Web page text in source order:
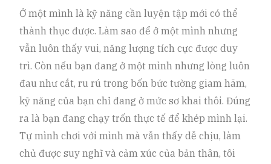
Ở một mình là kỹ năng cần luyện tập mới có thể
thành thục được. Làm sao để ở một mình nhưng
vẫn luôn thấy vui, năng lượng tích cực được duy
trì. Còn nếu bạn đang ở một mình nhưng lòng luôn
đau như cắt, ru rú trong bốn bức tường giam hãm,
kỹ năng của bạn chỉ đang ở mức sơ khai thôi. Đúng
ra là bạn đang chạy trốn thực tế để khép mình lại.
Tự mình chơi với mình mà vẫn thấy dễ chịu, làm
chủ được suy nghĩ và cảm xúc của bản thân, tôi